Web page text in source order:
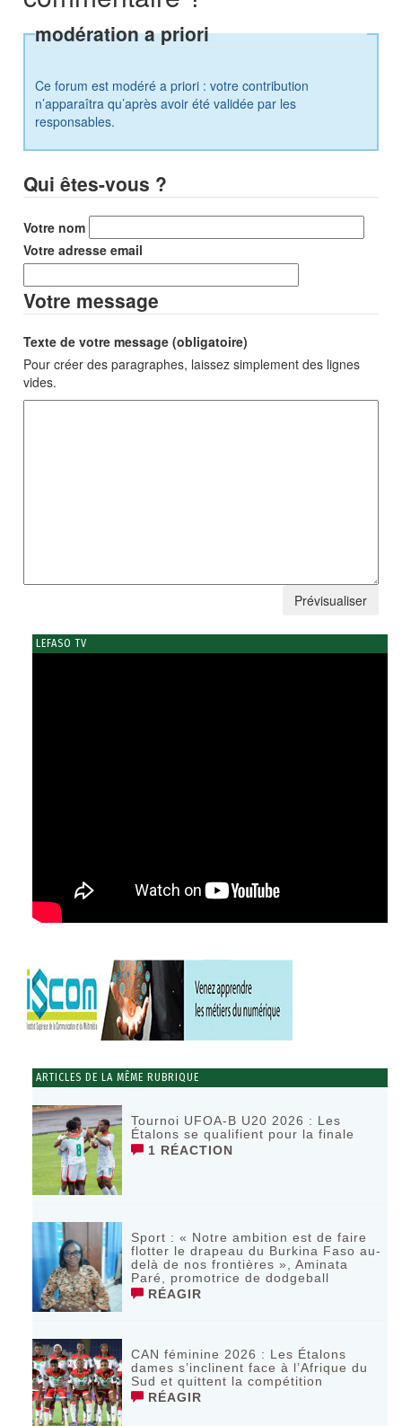
modération a priori
Ce forum est modéré a priori : votre contribution
n’apparaîtra qu’après avoir été validée par les
responsables.
Qui êtes-vous ?
Votre nom
Votre adresse email
Votre message
Texte de votre message (obligatoire)
Pour créer des paragraphes, laissez simplement des lignes
vides.
LEFASO TV
ARTICLES DE LA MÊME RUBRIQUE
Tournoi UFOA-B U20 2026 : Les
Étalons se qualifient pour la finale
1 RÉACTION
Sport : « Notre ambition est de faire
flotter le drapeau du Burkina Faso au-
delà de nos frontières », Aminata
Paré, promotrice de dodgeball
RÉAGIR
CAN féminine 2026 : Les Étalons
dames s’inclinent face à l’Afrique du
Sud et quittent la compétition
RÉAGIR